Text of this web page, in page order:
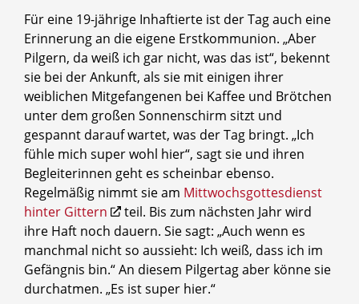
Für eine 19-jährige Inhaftierte ist der Tag auch eine
Erinnerung an die eigene Erstkommunion. „Aber
Pilgern, da weiß ich gar nicht, was das ist“, bekennt
sie bei der Ankunft, als sie mit einigen ihrer
weiblichen Mitgefangenen bei Kaffee und Brötchen
unter dem großen Sonnenschirm sitzt und
gespannt darauf wartet, was der Tag bringt. „Ich
fühle mich super wohl hier“, sagt sie und ihren
Begleiterinnen geht es scheinbar ebenso.
Regelmäßig nimmt sie am Mittwochsgottesdienst
hinter Gittern
teil. Bis zum nächsten Jahr wird
ihre Haft noch dauern. Sie sagt: „Auch wenn es
manchmal nicht so aussieht: Ich weiß, dass ich im
Gefängnis bin.“ An diesem Pilgertag aber könne sie
durchatmen. „Es ist super hier.“